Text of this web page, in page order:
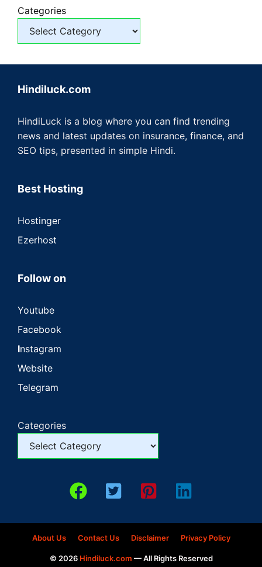
Categories
Hindiluck.com
HindiLuck is a blog where you can find trending
news and latest updates on insurance, finance, and
SEO tips, presented in simple Hindi.
Best Hosting
Hostinger
Ezerhost
Follow on
Youtube
Facebook
Instagram
Website
Telegram
Categories
About Us Contact Us Disclaimer Privacy Policy
© 2026 Hindiluck.com — All Rights Reserved